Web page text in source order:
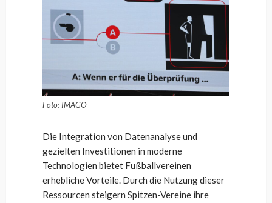
Foto: IMAGO
Die Integration von Datenanalyse und
gezielten Investitionen in moderne
Technologien bietet Fußballvereinen
erhebliche Vorteile. Durch die Nutzung dieser
Ressourcen steigern Spitzen-Vereine ihre